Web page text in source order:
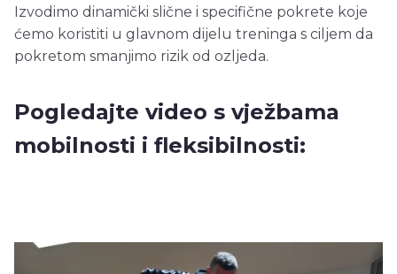
Izvodimo dinamički slične i specifične pokrete koje
ćemo koristiti u glavnom dijelu treninga s ciljem da
pokretom smanjimo rizik od ozljeda.
Pogledajte video s vježbama
mobilnosti i fleksibilnosti: